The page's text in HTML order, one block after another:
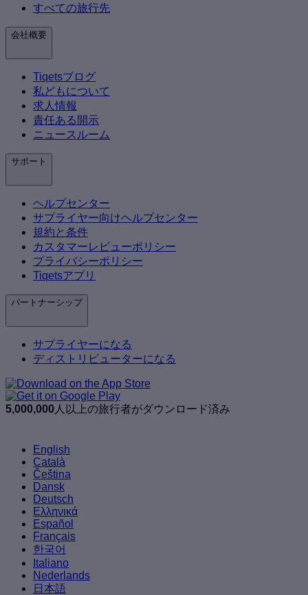
すべての旅行先
会社概要
Tiqetsブログ
私どもについて
求人情報
責任ある開示
ニュースルーム
サポート
ヘルプセンター
サプライヤー向けヘルプセンター
規約と条件
カスタマーレビューポリシー
プライバシーポリシー
Tiqetsアプリ
パートナーシップ
サプライヤーになる
ディストリビューターになる
5,000,000 人以上の旅行者がダウンロード済み
English
Català
Čeština
Dansk
Deutsch
Ελληνικά
Español
Français
한국어
Italiano
Nederlands
日本語